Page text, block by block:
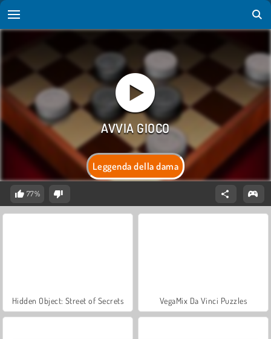
Leggenda della dama
77%
Hidden Object: Street of Secrets VegaMix Da Vinci Puzzles